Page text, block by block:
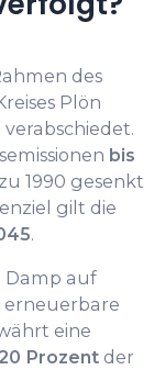
des
Plön
bis
1990 gesenkt
gilt die
.
Damp auf
erneuerbare
eine
Prozentder